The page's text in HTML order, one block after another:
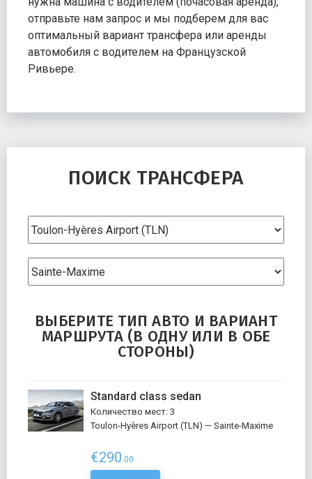
отправьте нам запрос и мы подберем для вас
оптимальный вариант трансфера или аренды
автомобиля с водителем на Французской
Ривьере.
ПОИСК ТРАНСФЕРА
ВЫБЕРИТЕ ТИП АВТО И ВАРИАНТ
МАРШРУТА (В ОДНУ ИЛИ В ОБЕ
СТОРОНЫ)
Standard class sedan
Количество мест: 3
Toulon-Hyères Airport (TLN) — Sainte-Maxime
€290.00